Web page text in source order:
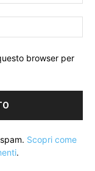
browser per
Scopri come
.